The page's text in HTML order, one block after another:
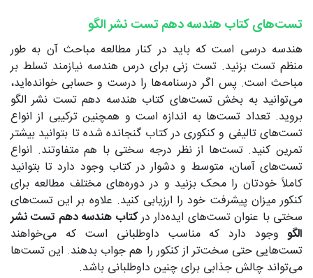
تست‌های کتاب هندسه دهم تست نشر الگو
هندسه درسی است که باید در کنار مطالعه مباحث آن به طور
منظم تست بزنید. تست زنی برای درس هندسه نیازمند تسلط بر
مباحث است. پس اگر درسنامه‌ها را درست و حسابی خوانده‌اید،
می‌توانید به بخش تست‌های کتاب هندسه دهم تست نشر الگو
بروید. تعداد تست‌ها به اندازه است و همچنین ترکیبی از انواع
تست‌های تالیفی و کنکوری در کتاب گنجانده شده تا بتوانید بیشتر
تمرین کنید. تست‌ها از نظر درجه سختی با هم متفاوتند. انواع
تست‌های آسان، متوسط و دشوار در کتاب وجود دارد تا بتوانید
کاملاً خودتان را محک بزنید و در دوره‌های مختلف مطالعه برای
کنکور میزان پیشرفت خود را ارزیابی کنید. علاوه بر این تست‌های
سختی با عنوان تست‌های ایده‌دار درکتاب هندسه دهم تست نشر
الگو وجود دارد که مناسب داوطلبانی است که می‌خواهند
تست‌هایی حتی سخت‌تر از کنکور را هم جواب بدهند. این تست‌ها
می‌تواند چالش جذابی برای چنین داوطلبانی باشد.